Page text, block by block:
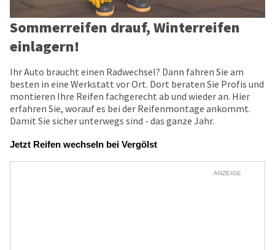
Sommerreifen drauf, Winterreifen
einlagern!
Ihr Auto braucht einen Radwechsel? Dann fahren Sie am
besten in eine Werkstatt vor Ort. Dort beraten Sie Profis und
montieren Ihre Reifen fachgerecht ab und wieder an. Hier
erfahren Sie, worauf es bei der Reifenmontage ankommt.
Damit Sie sicher unterwegs sind - das ganze Jahr.
Jetzt Reifen wechseln bei Vergölst
ANZEIGE